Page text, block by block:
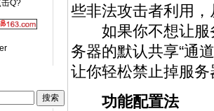
些非法攻击者利用
如果你不想让服
务器的默认共享“通
让你轻松禁止掉服
功能配置法